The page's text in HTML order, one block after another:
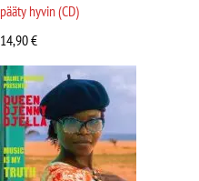
pääty hyvin (CD)
14,90€